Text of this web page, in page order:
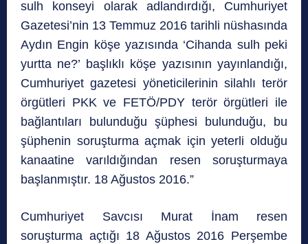
sulh konseyi olarak adlandırdığı, Cumhuriyet
Gazetesi’nin 13 Temmuz 2016 tarihli nüshasında
Aydın Engin köşe yazısında ‘Cihanda sulh peki
yurtta ne?’ başlıklı köşe yazısının yayınlandığı,
Cumhuriyet gazetesi yöneticilerinin silahlı terör
örgütleri PKK ve FETÖ/PDY terör örgütleri ile
bağlantıları bulunduğu şüphesi bulunduğu, bu
şüphenin soruşturma açmak için yeterli olduğu
kanaatine varıldığından resen soruşturmaya
başlanmıştır. 18 Ağustos 2016.”
Cumhuriyet Savcısı Murat İnam resen
soruşturma açtığı 18 Ağustos 2016 Perşembe